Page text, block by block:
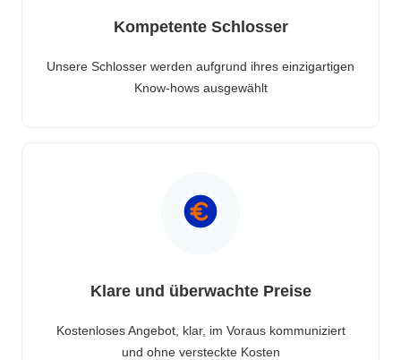
Kompetente Schlosser
Unsere Schlosser werden aufgrund ihres einzigartigen
Know-hows ausgewählt
Klare und überwachte Preise
Kostenloses Angebot, klar, im Voraus kommuniziert
und ohne versteckte Kosten